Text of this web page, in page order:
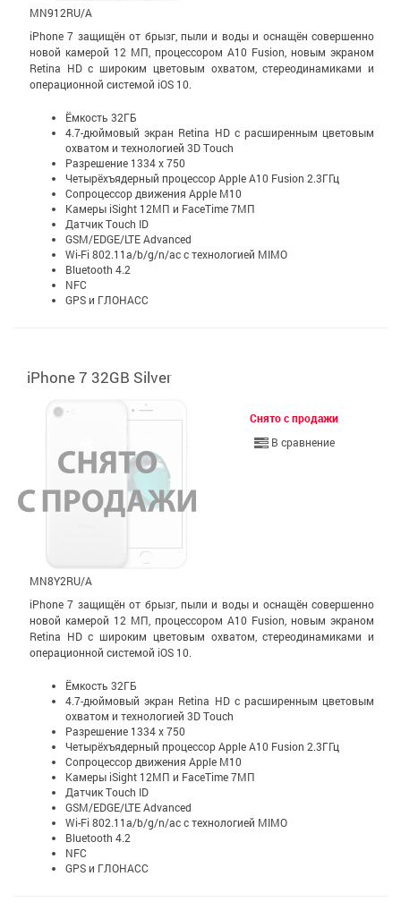
MN912RU/A
iPhone 7 защищён от брызг, пыли и воды и оснащён совершенно
новой камерой 12 МП, процессором A10 Fusion, новым экраном
Retina HD с широким цветовым охватом, стерео­динамиками и
операционной системой iOS 10.
Ёмкость 32ГБ
4.7-дюймовый экран Retina HD c расширенным цветовым
охватом и технологией 3D Touch
Разрешение 1334 x 750
Четырёхъядерный процессор Apple A10 Fusion 2.3ГГц
Сопроцессор движения Apple M10
Камеры iSight 12МП и FaceTime 7МП
Датчик Touch ID
GSM/EDGE/LTE Advanced
Wi-Fi 802.11a/b/g/n/ac с технологией MIMO
Bluetooth 4.2
NFC
GPS и ГЛОНАСС
iPhone 7 32GB Silver
Снято с продажи
В сравнение
MN8Y2RU/A
iPhone 7 защищён от брызг, пыли и воды и оснащён совершенно
новой камерой 12 МП, процессором A10 Fusion, новым экраном
Retina HD с широким цветовым охватом, стерео­динамиками и
операционной системой iOS 10.
Ёмкость 32ГБ
4.7-дюймовый экран Retina HD c расширенным цветовым
охватом и технологией 3D Touch
Разрешение 1334 x 750
Четырёхъядерный процессор Apple A10 Fusion 2.3ГГц
Сопроцессор движения Apple M10
Камеры iSight 12МП и FaceTime 7МП
Датчик Touch ID
GSM/EDGE/LTE Advanced
Wi-Fi 802.11a/b/g/n/ac с технологией MIMO
Bluetooth 4.2
NFC
GPS и ГЛОНАСС